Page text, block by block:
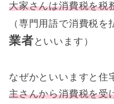
大家さんは消費税を税
（専門用語で消費税
業者といいます）
なぜかといいますと住
主さんから消費税を受